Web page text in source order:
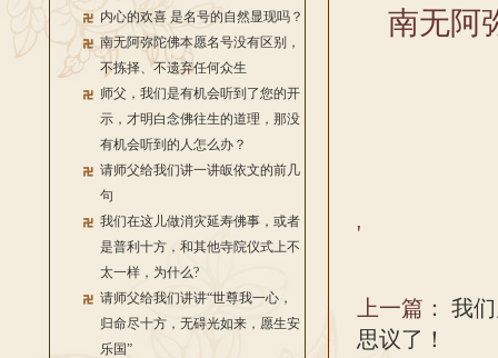
内心的欢喜 是名号的自然显现吗？
南无阿弥陀佛本愿名号没有区别，
不拣择、不遗弃任何众生
师父，我们是有机会听到了您的开
示，才明白念佛往生的道理，那没
有机会听到的人怎么办？
请师父给我们讲一讲皈依文的前几
句
我们在这儿做消灾延寿佛事，或者
是普利十方，和其他寺院仪式上不
太一样，为什么?
请师父给我们讲讲“世尊我一心，
归命尽十方，无碍光如来，愿生安
乐国”
南无阿
'
上一篇： 我
思议了！